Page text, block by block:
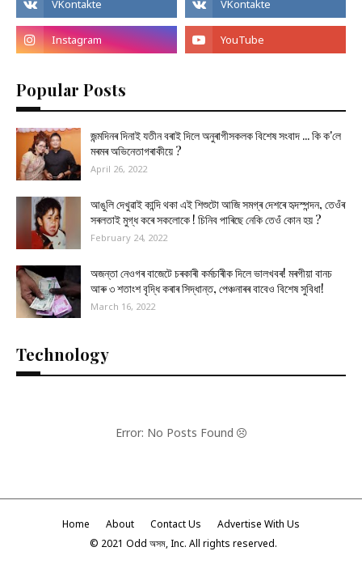
Popular Posts
জন্মদিনৰ দিনাই যতীন বৰাই দিলে অনুৰাগীসকলক বিশেষ সংবাদ ... কি ক'লে
মৰমৰ অভিনেতাগৰাকীয়ে ?
April 26, 2022
আঙুলি দেখুৱাই কান্দি থকা এই শিশুটো আজি সমগ্ৰ দেশৰে হৃদস্পন্দন, তেওঁৰ
সৰলতাই মুগ্ধ কৰে সকলোকে ! চিনিব পাৰিছে নেকি তেওঁ কোন হয় ?
February 24, 2022
অজন্তা নেওগৰ বাজেটে চৰকাৰী কৰ্মচাৰীক দিলে ভালখবৰ! মৰগীয়া বানচ
আৰু ৩ শতাংশ বৃদ্ধি কৰাৰ সিদ্ধান্ত, পেঞ্চনাৰৰ বাবেও বিশেষ সুবিধা!
March 16, 2022
Technology
Error: No Posts Found
Home About Contact Us
Advertise With Us
© 2021 Odd অসম, Inc. All rights reserved.